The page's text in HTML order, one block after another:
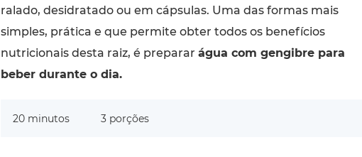
ralado, desidratado ou em cápsulas. Uma das formas mais
simples, prática e que permite obter todos os benefícios
nutricionais desta raiz, é preparar água com gengibre para
beber durante o dia.
20 minutos 3 porções